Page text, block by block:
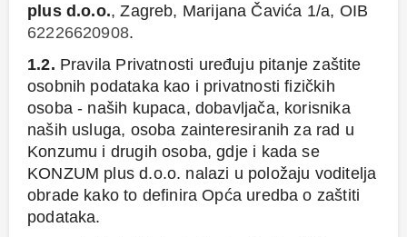
plus d.o.o., Zagreb, Marijana Čavića 1/a, OIB
62226620908.
1.2. Pravila Privatnosti uređuju pitanje zaštite
osobnih podataka kao i privatnosti fizičkih
osoba - naših kupaca, dobavljača, korisnika
naših usluga, osoba zainteresiranih za rad u
Konzumu i drugih osoba, gdje i kada se
KONZUM plus d.o.o. nalazi u položaju voditelja
obrade kako to definira Opća uredba o zaštiti
podataka.